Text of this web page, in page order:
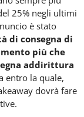
25% negli ultimi
è stato
di consegna di
più che
addirittura
entro la quale,
dovrà fare